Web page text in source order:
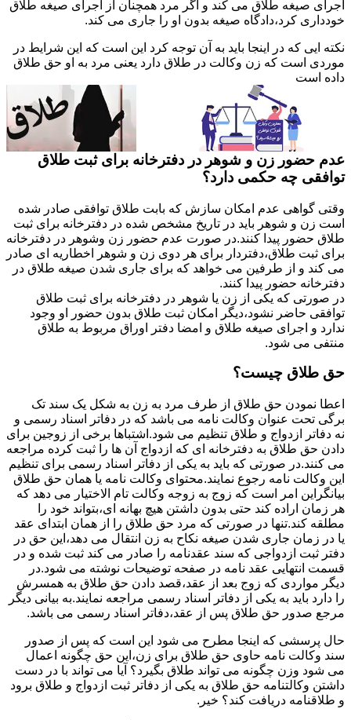
اجرای صیغه طلاق می کند و اگر مرد همچنان از اجرای صیغه طلاق
خودداری کرد،دادگاه صیغه بدون او را جاری می کند.
نکته ایی که در اینجا باید به آن توجه کرد این است که این شرایط در
موردی است که زن وکالت در طلاق دارد یعنی مرد به او حق طلاق
داده است
عدم حضور زن و شوهر در دفترخانه برای ثبت طلاق
توافقی چه حکمی دارد؟
وقتی گواهی عدم امکان سازش که بابت طلاق توافقی صادر شده
است زن و شوهر باید در تاریخ مشخص شده در دفترخانه برای ثبت
طلاق حضور پیدا کنند.در صورت عدم حضور زن وشوهر در دفترخانه
برای ثبت طلاق،دفتردار برای هر دوی زن و شوهر اخطاریه ای صادر
می کند و از طرفین می خواهد که برای جاری شدن صیغه طلاق در
دفترخانه حضور پیدا کنند.
در صورتی که یکی از زن یا شوهر در دفترخانه برای ثبت طلاق
توافقی حاضر نشود،دیگر امکان ثبت طلاق بدون حضور او وجود
ندارد و اجرای صیغه طلاق و امضا دفتر اوراق مربوط به طلاق
منتفی می شود.
حق طلاق چیست؟
اعطا نمودن حق طلاق از طرف مرد به زن به شکل یک سند تک
برگی تحت عنوان وکالت نامه می باشد که در دفاتر اسناد رسمی و
نه دفاتر ازدواج و طلاق تنظیم می شود.اشتباها برخی از زوجین برای
دادن حق طلاق به دفترخانه ای که ازدواج آن ها را ثبت کرده مراجعه
می کنند.در صورتی که باید به یکی از دفاتر اسناد رسمی برای تنظیم
این وکالت نامه رجوع نمایند.محتوای وکالت نامه یا همان حق طلاق
بیانگراین امر است که زوج به زوجه وکالت تام الاختیار می دهد که
هر زمان اراده کند حتی بدون داشتن هیچ بهانه ای،بتواند خود را
مطلقه کند.تنها در صورتی که مرد حق طلاق را از همان ابتدای عقد
یا در زمان جاری شدن صیغه نکاح به زن انتقال می دهد،این حق در
دفتر ثبت ازدواجی که سند عقدنامه را صادر می کند ثبت شده و در
قسمت انتهایی عقد نامه در صفحه توضیحات نوشته می شود.در
دیگر مواردی که زوج بعد از عقد،قصد دادن حق طلاق به همسرش
را دارد باید به یکی از دفاتر اسناد رسمی مراجعه نمایند.به بیانی دیگر
مرجع صدور حق طلاق پس از عقد،دفاتر اسناد رسمی می باشد.
حال پرسشی که اینجا مطرح می شود این است که پس از صدور
سند وکالت نامه حاوی حق طلاق برای زن،این حق چگونه اعمال
می شود وزن چگونه می تواند طلاق بگیرد؟ آیا می تواند با در دست
داشتن وکالتنامه حق طلاق به یکی از دفاتر ثبت ازدواج و طلاق برود
و طلاقنامه دریافت کند؟ خیر.